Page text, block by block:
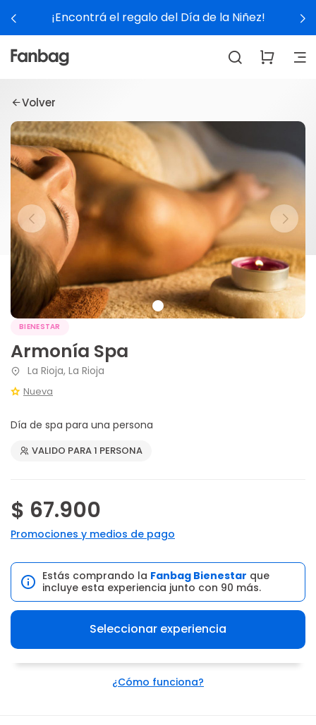
¡Encontrá el regalo del Día de la Niñez!
Volver
BIENESTAR
Armonía Spa
La Rioja, La Rioja
Nueva
Día de spa para una persona
VALIDO PARA 1 PERSONA
$ 67.900
Promociones y medios de pago
Estás comprando la Fanbag Bienestar que
incluye esta experiencia junto con 90 más.
Seleccionar experiencia
¿Cómo funciona?